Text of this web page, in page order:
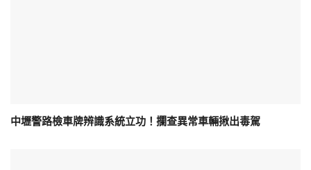
中壢警路檢車牌辨識系統立功！攔查異常車輛揪出毒駕